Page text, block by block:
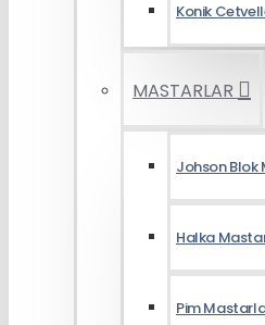
Konik
MASTARLAR
Johson Blok
Halka
Pim